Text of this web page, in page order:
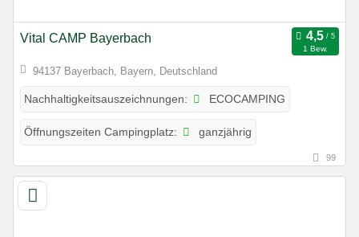
Vital CAMP Bayerbach
1 Bew.
94137 Bayerbach, Bayern, Deutschland
Nachhaltigkeitsauszeichnungen: ECOCAMPING
Öffnungszeiten Campingplatz: ganzjährig
99